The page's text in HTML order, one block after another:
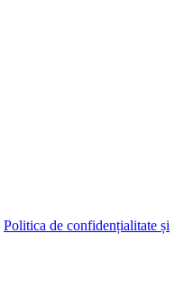
Politica de confidențialitate și